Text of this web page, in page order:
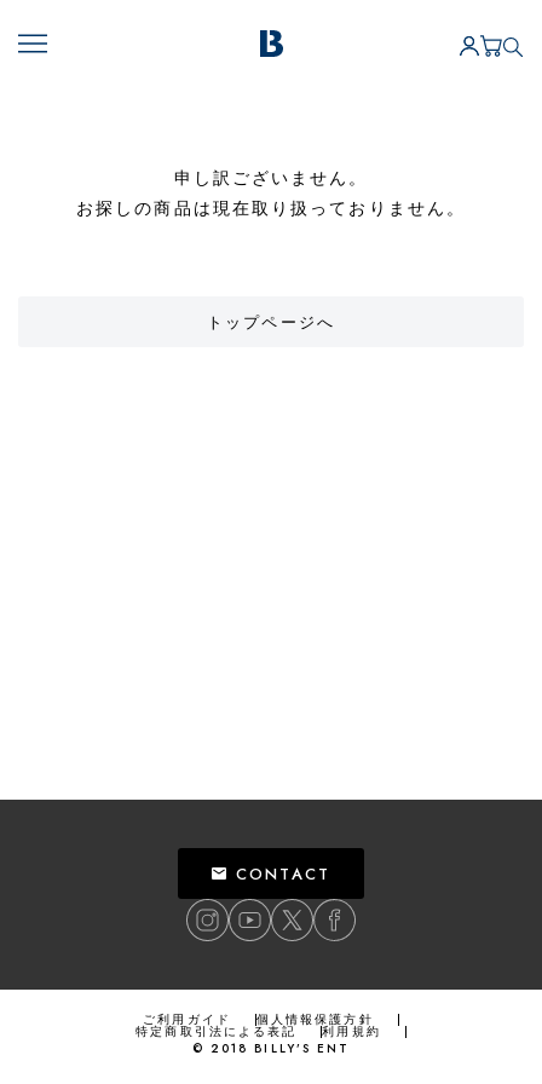
申し訳ございません。
お探しの商品は現在取り扱っておりません。
トップページへ
CONTACT
ご利用ガイド 個人情報保護方針
特定商取引法による表記
利用規約
© 2018 BILLY’S ENT